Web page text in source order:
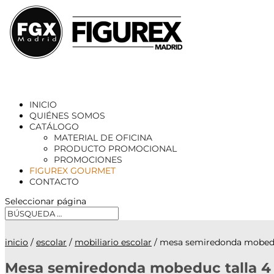
INICIO
QUIÉNES SOMOS
CATÁLOGO
MATERIAL DE OFICINA
PRODUCTO PROMOCIONAL
PROMOCIONES
FIGUREX GOURMET
CONTACTO
Seleccionar página
inicio / escolar / mobiliario escolar / mesa semiredonda
Mesa semiredonda mobeduc talla